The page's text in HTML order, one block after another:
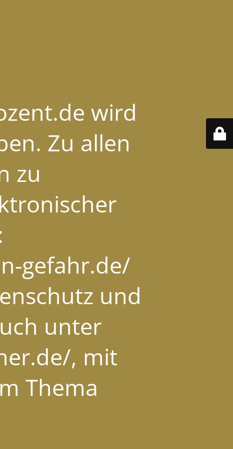
wird
Zu allen
zu
gefahr.de/
und
unter
, mit
Thema